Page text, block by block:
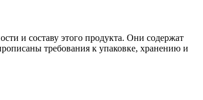
и составу этого продукта. Они содержат
требования к упаковке, хранению и